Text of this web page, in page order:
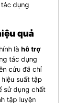
dụng
quả
là hỗ trợ
tác dụng
cứu đã chỉ
suất tập
sử dụng chất
tập luyện